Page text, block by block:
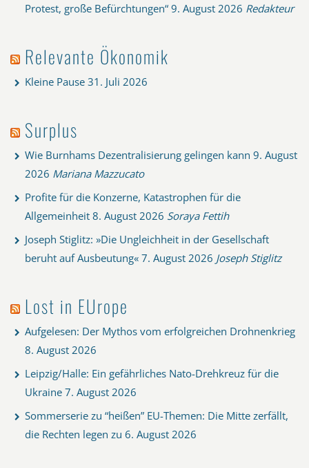
Protest, große Befürchtungen“ 9. August 2026 Redakteur
Relevante Ökonomik
Kleine Pause 31. Juli 2026
Surplus
Wie Burnhams Dezentralisierung gelingen kann 9. August
2026 Mariana Mazzucato
Profite für die Konzerne, Katastrophen für die
Allgemeinheit 8. August 2026 Soraya Fettih
Joseph Stiglitz: »Die Ungleichheit in der Gesellschaft
beruht auf Ausbeutung« 7. August 2026 Joseph Stiglitz
Lost in EUrope
Aufgelesen: Der Mythos vom erfolgreichen Drohnenkrieg
8. August 2026
Leipzig/Halle: Ein gefährliches Nato-Drehkreuz für die
Ukraine 7. August 2026
Sommerserie zu “heißen” EU-Themen: Die Mitte zerfällt,
die Rechten legen zu 6. August 2026